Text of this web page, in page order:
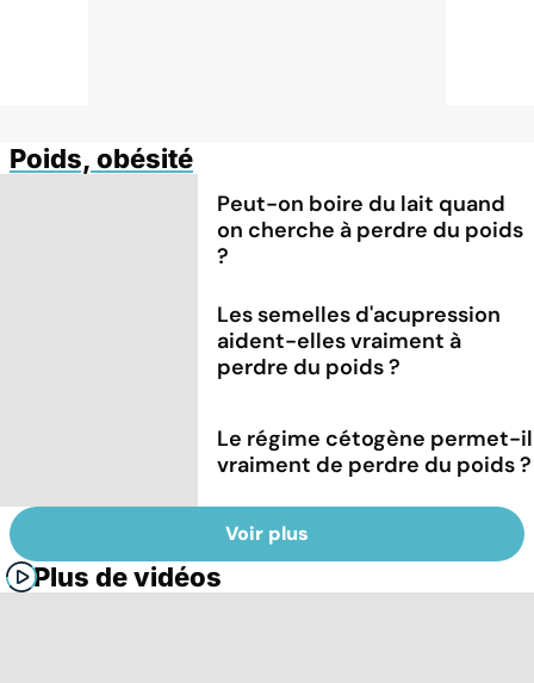
Poids, obésité
Peut-on boire du lait quand
on cherche à perdre du poids
?
Les semelles d'acupression
aident-elles vraiment à
perdre du poids ?
Le régime cétogène permet-il
vraiment de perdre du poids ?
Voir plus
Plus de vidéos